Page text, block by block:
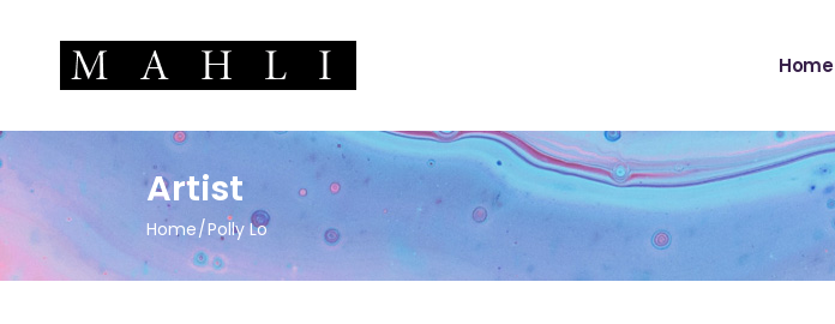
Home
Artist
Home Polly Lo